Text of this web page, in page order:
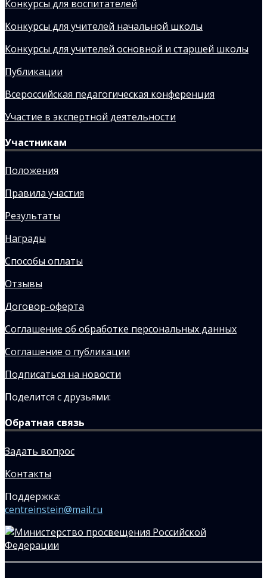
Конкурсы для воспитателей
Конкурсы для учителей начальной школы
Конкурсы для учителей основной и старшей школы
Публикации
Всероссийская педагогическая конференция
Участие в экспертной деятельности
Участникам
Положения
Правила участия
Результаты
Награды
Способы оплаты
Отзывы
Договор-оферта
Соглашение об обработке персональных данных
Соглашение о публикации
Подписаться на новости
Поделится с друзьями:
Обратная связь
Задать вопрос
Контакты
Поддержка:
centreinstein@mail.ru